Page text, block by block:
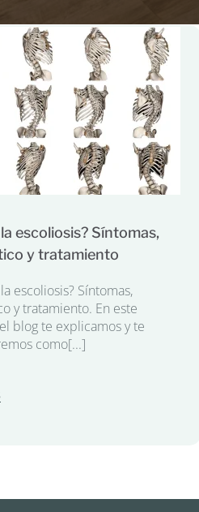
escoliosis? Síntomas,
y tratamiento
escoliosis? Síntomas,
y tratamiento. En este
blog te explicamos y te
como[...]